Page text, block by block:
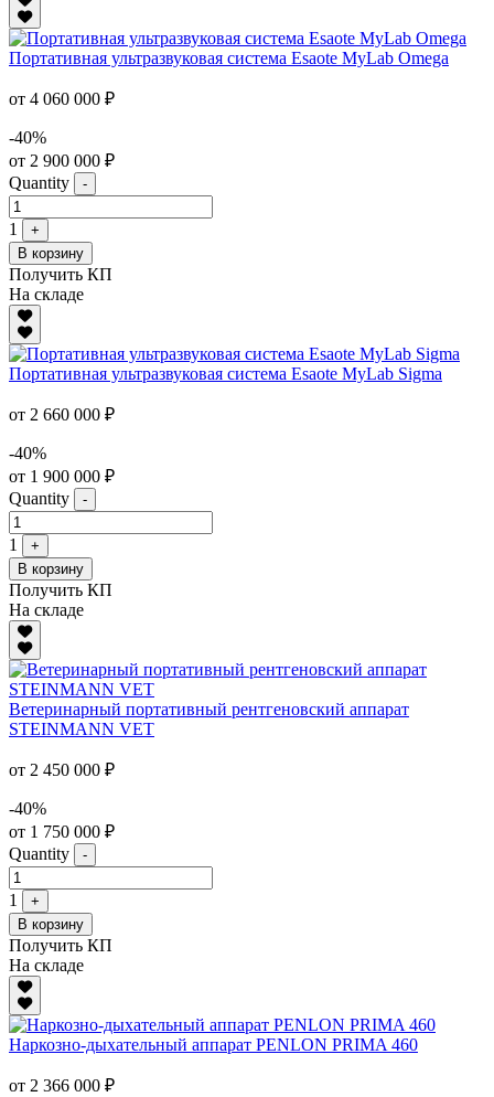
Портативная ультразвуковая система Esaote MyLab Omega
от 4 060 000 ₽
-40%
от 2 900 000 ₽
Quantity
-
1
+
В корзину
Получить КП
На складе
Портативная ультразвуковая система Esaote MyLab Sigma
от 2 660 000 ₽
-40%
от 1 900 000 ₽
Quantity
-
1
+
В корзину
Получить КП
На складе
Ветеринарный портативный рентгеновский аппарат
STEINMANN VET
от 2 450 000 ₽
-40%
от 1 750 000 ₽
Quantity
-
1
+
В корзину
Получить КП
На складе
Наркозно-дыхательный аппарат PENLON PRIMA 460
от 2 366 000 ₽